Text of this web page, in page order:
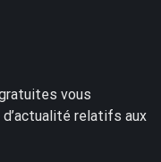
vous
relatifs aux